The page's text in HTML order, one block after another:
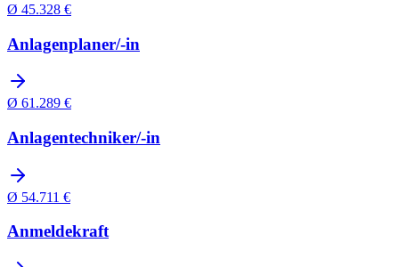
Ø 45.328 €
Anlagenplaner/-in
Ø 61.289 €
Anlagentechniker/-in
Ø 54.711 €
Anmeldekraft